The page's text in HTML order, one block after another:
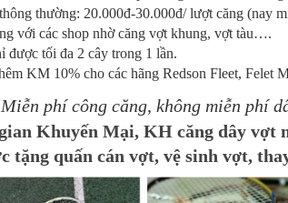
thường: 20.000đ-30.000đ/ lượt căng (nay
với các shop nhờ căng vợt khung, vợt tàu….
được tối đa 2 cây trong 1 lần.
KM 10% cho các hãng Redson Fleet, Felet
phí công căng, không miễn phí
Khuyến Mại, KH căng dây vợt
tặng quấn cán vợt, vệ sinh vợt,